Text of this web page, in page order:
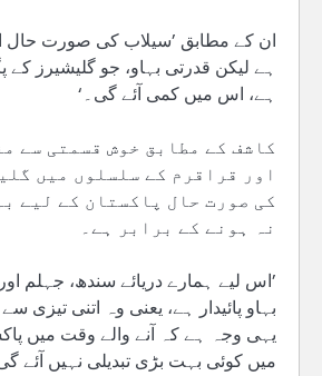
ان کے مطابق ’سیلاب کی صورت حال
ہے لیکن قدرتی بہاو، جو گلیشیرز کے
ہے، اس میں کمی آئے گی۔‘
کاشف کے مطابق خوش قسمتی سے
اور قراقرم کے سلسلوں میں
کی صورت حال پاکستان کے لیے
نہ ہونے کے برابر ہے۔
’اس لیے ہمارے دریائے سندھ، جہلم
بہاو پائیدار ہے، یعنی وہ اتنی تیزی
یہی وجہ ہے کہ آنے والے وقت میں
میں کوئی بہت بڑی تبدیلی نہیں آئے